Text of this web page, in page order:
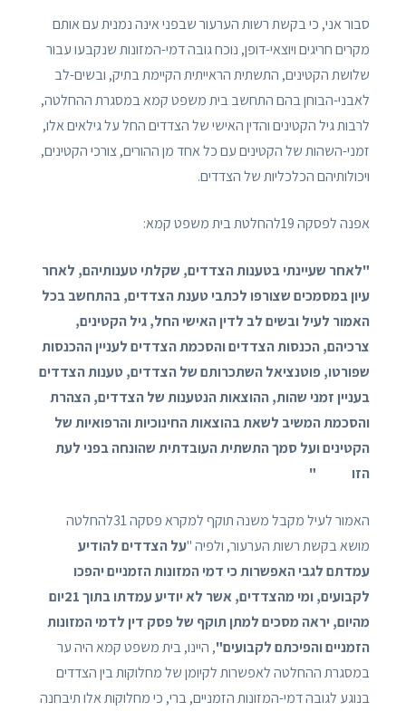
סבור אני, כי בקשת רשות הערעור שבפני אינה נמנית עם אותם
מקרים חריגים ויוצאי-דופן, נוכח גובה דמי-המזונות שנקבעו עבור
שלושת הקטינים, התשתית הראייתית הקיימת בתיק, ובשים-לב
לאבני-הבוחן בהם התחשב בית משפט קמא במסגרת ההחלטה,
לרבות גיל הקטינים והדין האישי של הצדדים החל על גילאים אלו,
זמני-השהות של הקטינים עם כל אחד מן ההורים, צורכי הקטינים,
ויכולותיהם הכלכליות של הצדדים.
אפנה לפסקה 19להחלטת בית משפט קמא:
"לאחר שעיינתי בטענות הצדדים, שקלתי טענותיהם, לאחר
עיון במסמכים שצורפו לכתבי טענת הצדדים, בהתחשב בכל
האמור לעיל ובשים לב לדין האישי החל, גיל הקטינים,
צרכיהם, הכנסות הצדדים והסכמת הצדדים לעניין ההכנסות
שפורטו, פוטנציאל השתכרותם של הצדדים, טענות הצדדים
בעניין זמני שהות, ההוצאות הנטענות של הצדדים, הצהרת
והסכמת המשיב לשאת בהוצאות החינוכיות והרפואיות של
הקטינים ועל סמך התשתית העובדתית שהונחה בפני לעת
הזו "
האמור לעיל מקבל משנה תוקף למקרא פסקה 31להחלטה
מושא בקשת רשות הערעור, ולפיה "על הצדדים להודיע
עמדתם לגבי האפשרות כי דמי המזונות הזמניים יהפכו
לקבועים, ומי מהצדדים, אשר לא יודיע עמדתו בתוך 21יום
מהיום, יראה מסכים למתן תוקף של פסק דין לדמי המזונות
הזמניים והפיכתם לקבועים", היינו, בית משפט קמא היה ער
במסגרת ההחלטה לאפשרות לקיומן של מחלוקות בין הצדדים
בנוגע לגובה דמי-המזונות הזמניים, ברי, כי מחלוקות אלו תיבחנה